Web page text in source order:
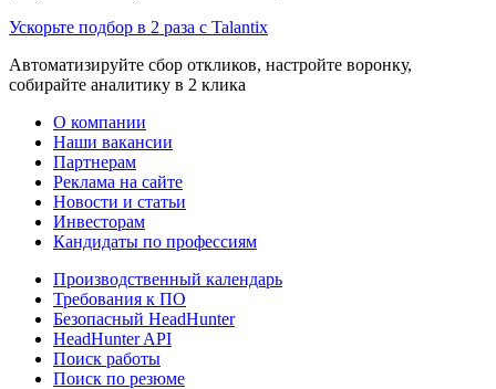
Ускорьте подбор в 2 раза с Talantix
Автоматизируйте сбор откликов, настройте воронку,
собирайте аналитику в 2 клика
О компании
Наши вакансии
Партнерам
Реклама на сайте
Новости и статьи
Инвесторам
Кандидаты по профессиям
Производственный календарь
Требования к ПО
Безопасный HeadHunter
HeadHunter API
Поиск работы
Поиск по резюме